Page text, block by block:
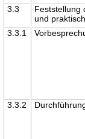
3.3
Feststellung
und
3.3.1
3.3.2